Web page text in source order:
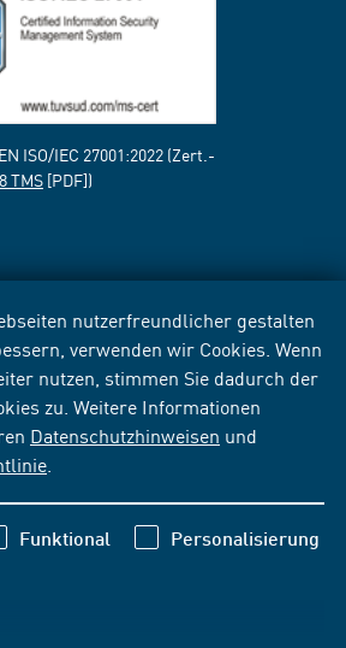
nutzerfreundlicher gestalten
verwenden wir Cookies. Wenn
nutzen, stimmen Sie dadurch der
zu. Weitere Informationen
Datenschutzhinweisen und
Funktional Personalisierung
ISO/IEC 27001:2022 (Zert.-
TMS[PDF])